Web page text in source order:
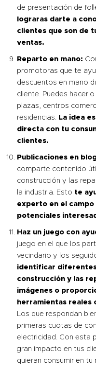
de presentación de
lograras darte a
clientes que son de
ventas.
Reparto en mano:
promotoras que te
descuentos en mano
cliente. Puedes
plazas, centros
residencias.
La idea
directa con tu
clientes.
Publicaciones en
comparte contenido
construcción y las
la industria. Esto te
experto en el
potenciales
Haz un juego con
juego en el que los
vecindario y los
identificar
construcción y las
imágenes o
herramientas reales
Los que respondan
primeras cuotas de
electricidad. Con esta
gran impacto en tus
quieran consumir en tu